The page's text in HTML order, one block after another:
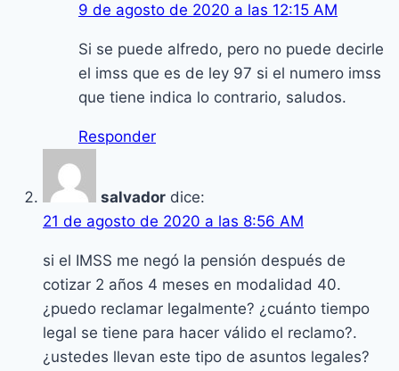
9 de agosto de 2020 a las 12:15 AM
Si se puede alfredo, pero no puede decirle
el imss que es de ley 97 si el numero imss
que tiene indica lo contrario, saludos.
Responder
salvador dice:
21 de agosto de 2020 a las 8:56 AM
si el IMSS me negó la pensión después de
cotizar 2 años 4 meses en modalidad 40.
¿puedo reclamar legalmente? ¿cuánto tiempo
legal se tiene para hacer válido el reclamo?.
¿ustedes llevan este tipo de asuntos legales?